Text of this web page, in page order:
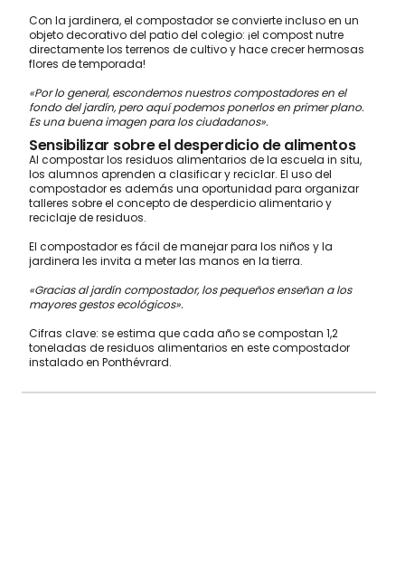
Con la jardinera, el compostador se convierte incluso en un
objeto decorativo del patio del colegio: ¡el compost nutre
directamente los terrenos de cultivo y hace crecer hermosas
flores de temporada!
«Por lo general, escondemos nuestros compostadores en el
fondo del jardín, pero aquí podemos ponerlos en primer plano.
Es una buena imagen para los ciudadanos».
Sensibilizar sobre el desperdicio de alimentos
Al compostar los residuos alimentarios de la escuela in situ,
los alumnos aprenden a clasificar y reciclar. El uso del
compostador es además una oportunidad para organizar
talleres sobre el concepto de desperdicio alimentario y
reciclaje de residuos.
El compostador es fácil de manejar para los niños y la
jardinera les invita a meter las manos en la tierra.
«Gracias al jardín compostador, los pequeños enseñan a los
mayores gestos ecológicos».
Cifras clave: se estima que cada año se compostan 1,2
toneladas de residuos alimentarios en este compostador
instalado en Ponthévrard.